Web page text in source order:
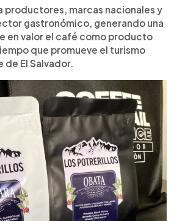
cafetalera y el talento
edición consolidó la
una plataforma que
la identidad y el
como producto nacional.
productores, marcas nacionales y
gastronómico, generando una
en valor el café como producto
que promueve el turismo
de El Salvador.